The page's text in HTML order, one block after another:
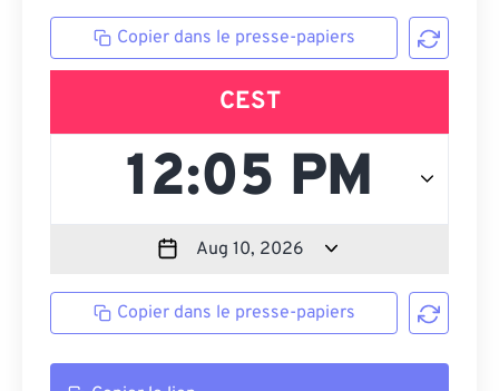
Copier dans le presse-papiers
CEST
Copier dans le presse-papiers